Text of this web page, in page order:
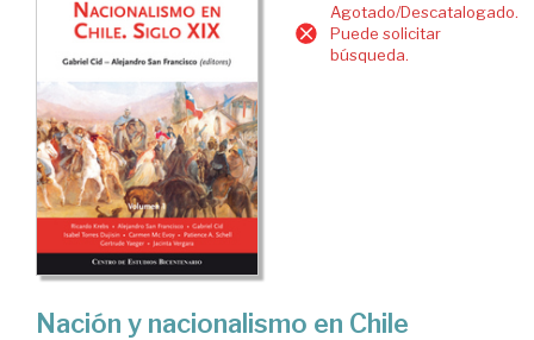
Agotado/Descatalogado.
Puede solicitar
búsqueda.
Nación y nacionalismo en Chile